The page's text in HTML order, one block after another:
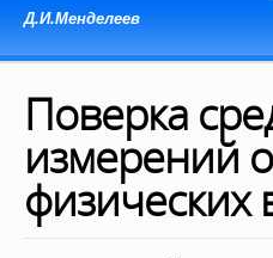
Д.И.Менделеев
Поверка
измерений
физических